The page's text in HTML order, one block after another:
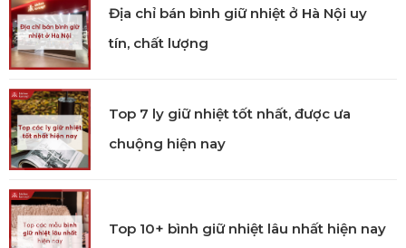
Nốt hương giữa: Đậu Tonka, nhựa đậu khấu,
quế
Nốt hương cuối: Dừa, vanilla, xạ hương
Địa chỉ bán bình giữ nhiệt ở Hà Nội uy
tín, chất lượng
Top 7 ly giữ nhiệt tốt nhất, được ưa
chuộng hiện nay
Top 10+ bình giữ nhiệt lâu nhất hiện nay